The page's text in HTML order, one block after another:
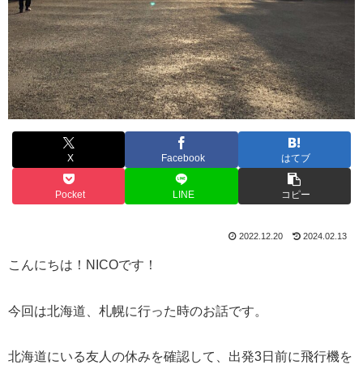
X Facebook はてブ
Pocket LINE コピー
2022.12.20 2024.02.13
こんにちは！NICOです！
今回は北海道、札幌に行った時のお話です。
北海道にいる友人の休みを確認して、出発3日前に飛行機を